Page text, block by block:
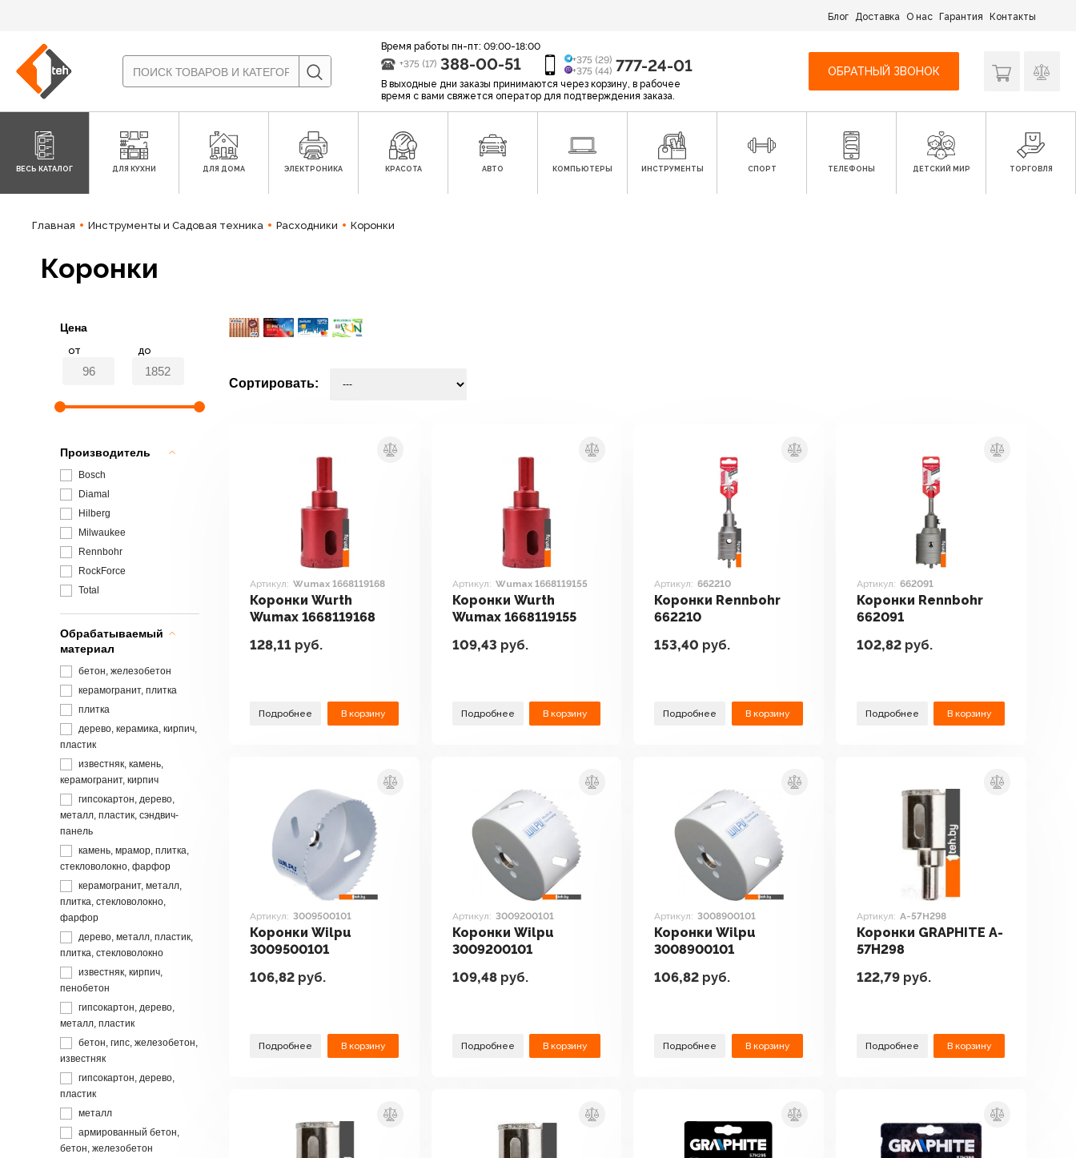
Блог Доставка О нас Гарантия Контакты
Время работы пн-пт: 09:00-18:00
+375 (17) 388-00-51
+375 (29)
+375 (44) 777-24-01
В выходные дни заказы принимаются через корзину, в рабочее
время с вами свяжется оператор для подтверждения заказа.
ОБРАТНЫЙ ЗВОНОК
ВЕСЬ КАТАЛОГ ДЛЯ КУХНИ ДЛЯ ДОМА ЭЛЕКТРОНИКА КРАСОТА АВТО КОМПЬЮТЕРЫ ИНСТРУМЕНТЫ СПОРТ ТЕЛЕФОНЫ ДЕТСКИЙ МИР ТОРГОВЛЯ
Главная Инструменты и Садовая техника Расходники Коронки
Коронки
Цена
от до
Производитель
Bosch
Diamal
Hilberg
Milwaukee
Rennbohr
RockForce
Total
Обрабатываемый
материал
бетон, железобетон
керамогранит, плитка
плитка
дерево, керамика, кирпич,
пластик
известняк, камень,
керамогранит, кирпич
гипсокартон, дерево,
металл, пластик, сэндвич-
панель
камень, мрамор, плитка,
стекловолокно, фарфор
керамогранит, металл,
плитка, стекловолокно,
фарфор
дерево, металл, пластик,
плитка, стекловолокно
известняк, кирпич,
пенобетон
гипсокартон, дерево,
металл, пластик
бетон, гипс, железобетон,
известняк
гипсокартон, дерево,
пластик
металл
армированный бетон,
бетон, железобетон
Сортировать:
Артикул: Wumax 1668119168
Коронки Wurth
Wumax 1668119168
128,11 руб.
Подробнее В корзину
Артикул: Wumax 1668119155
Коронки Wurth
Wumax 1668119155
109,43 руб.
Подробнее В корзину
Артикул: 662210
Коронки Rennbohr
662210
153,40 руб.
Подробнее В корзину
Артикул: 662091
Коронки Rennbohr
662091
102,82 руб.
Подробнее В корзину
Артикул: 3009500101
Коронки Wilpu
3009500101
106,82 руб.
Подробнее В корзину
Артикул: 3009200101
Коронки Wilpu
3009200101
109,48руб.
Подробнее В корзину
Артикул: 3008900101
Коронки Wilpu
3008900101
106,82 руб.
Подробнее В корзину
Артикул: A-57H298
Коронки GRAPHITE A-
57H298
122,79 руб.
Подробнее В корзину